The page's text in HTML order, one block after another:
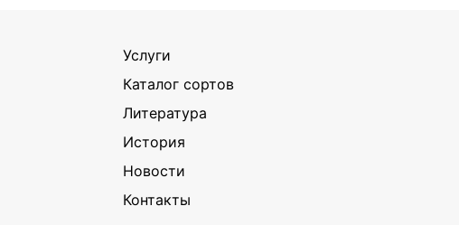
Услуги
Каталог сортов
Литература
История
Новости
Контакты